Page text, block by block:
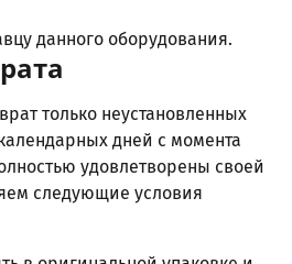
данного оборудования.
только неустановленных
дней с момента
удовлетворены своей
следующие условия